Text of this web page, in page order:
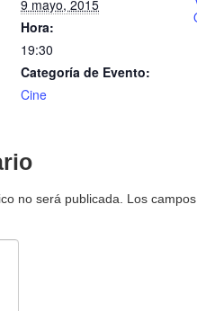
9 mayo, 2015
Hora:
19:30
Categoría de Evento:
Cine
no será publicada. Los